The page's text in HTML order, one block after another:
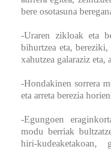
bere osotasuna
-Uraren zikloak eta
bihurtzea eta,
xahutzea galaraziz eta,
-Hondakinen sorrera
eta arreta berezia
-Egungoen
modu berriak
hiri-